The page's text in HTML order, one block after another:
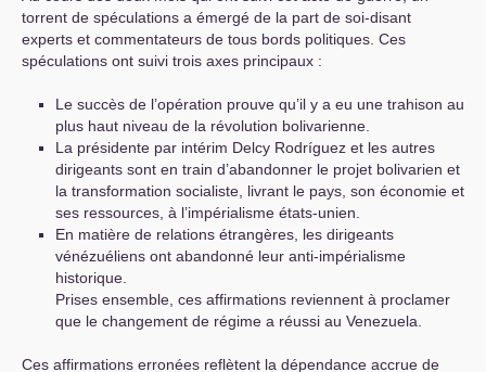
torrent de spéculations a émergé de la part de soi-disant
experts et commentateurs de tous bords politiques. Ces
spéculations ont suivi trois axes principaux :
Le succès de l’opération prouve qu’il y a eu une trahison au
plus haut niveau de la révolution bolivarienne.
La présidente par intérim Delcy Rodríguez et les autres
dirigeants sont en train d’abandonner le projet bolivarien et
la transformation socialiste, livrant le pays, son économie et
ses ressources, à l’impérialisme états-unien.
En matière de relations étrangères, les dirigeants
vénézuéliens ont abandonné leur anti-impérialisme
historique.
Prises ensemble, ces affirmations reviennent à proclamer
que le changement de régime a réussi au Venezuela.
Ces affirmations erronées reflètent la dépendance accrue de